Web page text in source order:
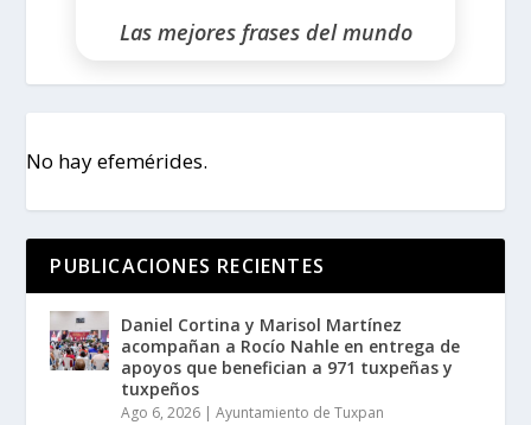
Las mejores frases del mundo
No hay efemérides.
PUBLICACIONES RECIENTES
Daniel Cortina y Marisol Martínez
acompañan a Rocío Nahle en entrega de
apoyos que benefician a 971 tuxpeñas y
tuxpeños
Ago 6, 2026 |Ayuntamiento de Tuxpan